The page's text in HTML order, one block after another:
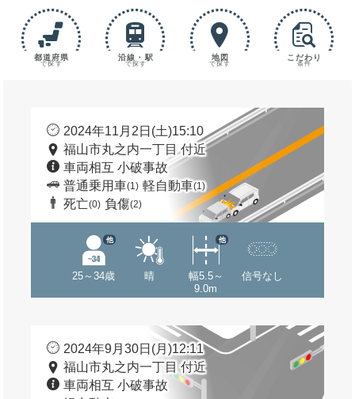
都道府県
で探す
沿線・駅
で探す
地図
で探す
こだわり
条件
2024年11月2日(土)15:10
福山市丸之内一丁目 付近
車両相互 小破事故
普通乗用車(1) 軽自動車(1)
死亡(0) 負傷(2)
25～34歳
他
晴
幅5.5～
9.0m
他
信号なし
2024年9月30日(月)12:11
福山市丸之内一丁目 付近
車両相互 小破事故